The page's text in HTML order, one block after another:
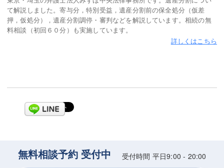
て解説しました。寄与分，特別受益，遺産分割前の保全処分（仮差
押，仮処分），遺産分割調停・審判などを解説しています。相続の無
料相談（初回６０分）も実施しています。
詳しくはこちら
無料相談予約 受付中 受付時間 平日9:00 - 20:00